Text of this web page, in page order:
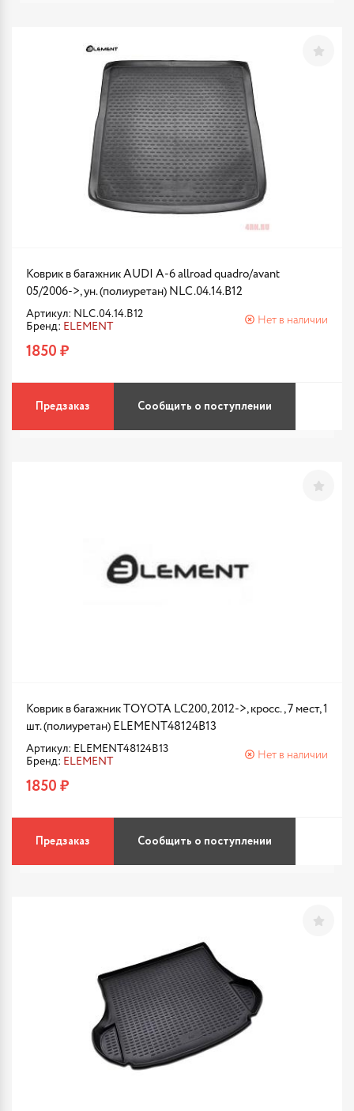
Коврик в багажник AUDI A-6 allroad quadro/avant
05/2006->, ун. (полиуретан) NLC.04.14.B12
Артикул: NLC.04.14.B12
Бренд: ELEMENT
Нет в наличии
1850 ₽
Предзаказ Сообщить о поступлении
Коврик в багажник TOYOTA LC200, 2012->, кросс., 7 мест, 1
шт. (полиуретан) ELEMENT48124B13
Артикул: ELEMENT48124B13
Бренд: ELEMENT
Нет в наличии
1850 ₽
Предзаказ Сообщить о поступлении